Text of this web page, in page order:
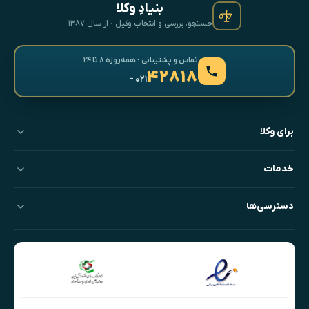
بنیادِ وکلا
جستجو، بررسی و انتخابِ وکیل · از سال ۱۳۸۷
تماس و پشتیبانی · همه‌روزه ۸ تا ۲۴
۴۲۸۱۸- ۰۲۱
برای وکلا
خدمات
دسترسی‌ها